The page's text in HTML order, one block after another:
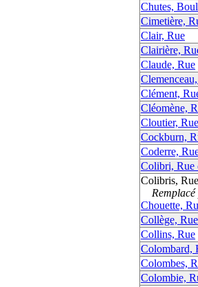
Chutes,
Cimetière,
Clair, Rue
Clairière,
Claude, Rue
Clément,
Cléomène,
Cloutier, Rue
Cockburn,
Coderre,
Colibri, Rue
Colibris,
Remplacé
Chouette,
Collège,
Collins, Rue
Colombard,
Colombes,
Colombie,